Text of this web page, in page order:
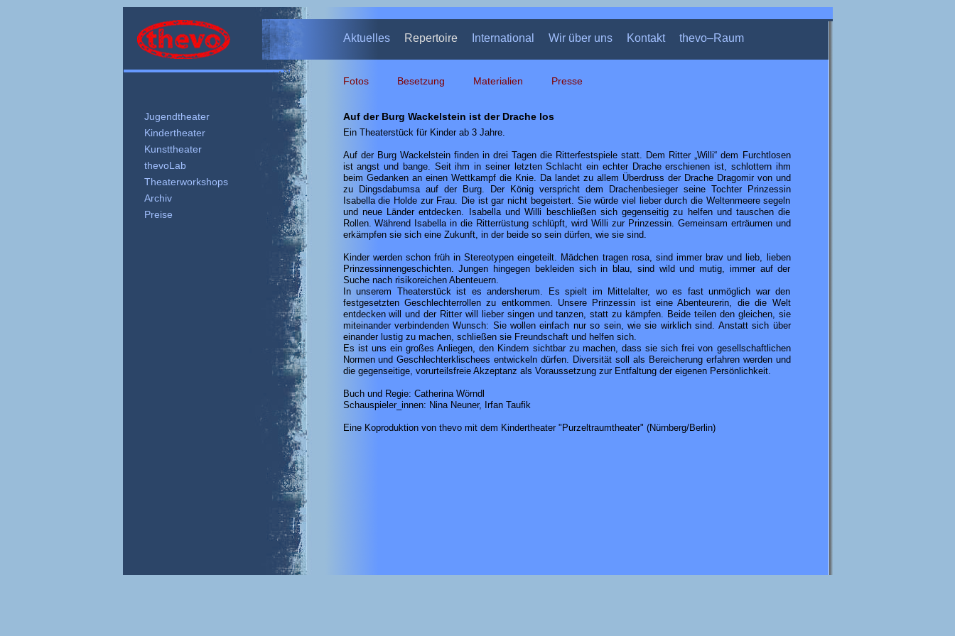
Aktuelles Repertoire International Wir über uns Kontakt thevo–Raum
Jugendtheater
Kindertheater
Kunsttheater
thevoLab
Theaterworkshops
Archiv
Preise
Fotos Besetzung Materialien Presse
Auf der Burg Wackelstein ist der Drache los
Ein Theaterstück für Kinder ab 3 Jahre.
Auf der Burg Wackelstein finden in drei Tagen die Ritterfestspiele statt. Dem Ritter „Willi“ dem Furchtlosen
ist angst und bange. Seit ihm in seiner letzten Schlacht ein echter Drache erschienen ist, schlottern ihm
beim Gedanken an einen Wettkampf die Knie. Da landet zu allem Überdruss der Drache Dragomir von und
zu Dingsdabumsa auf der Burg. Der König verspricht dem Drachenbesieger seine Tochter Prinzessin
Isabella die Holde zur Frau. Die ist gar nicht begeistert. Sie würde viel lieber durch die Weltenmeere segeln
und neue Länder entdecken. Isabella und Willi beschließen sich gegenseitig zu helfen und tauschen die
Rollen. Während Isabella in die Ritterrüstung schlüpft, wird Willi zur Prinzessin. Gemeinsam erträumen und
erkämpfen sie sich eine Zukunft, in der beide so sein dürfen, wie sie sind.
Kinder werden schon früh in Stereotypen eingeteilt. Mädchen tragen rosa, sind immer brav und lieb, lieben
Prinzessinnengeschichten. Jungen hingegen bekleiden sich in blau, sind wild und mutig, immer auf der
Suche nach risikoreichen Abenteuern.
In unserem Theaterstück ist es andersherum. Es spielt im Mittelalter, wo es fast unmöglich war den
festgesetzten Geschlechterrollen zu entkommen. Unsere Prinzessin ist eine Abenteurerin, die die Welt
entdecken will und der Ritter will lieber singen und tanzen, statt zu kämpfen. Beide teilen den gleichen, sie
miteinander verbindenden Wunsch: Sie wollen einfach nur so sein, wie sie wirklich sind. Anstatt sich über
einander lustig zu machen, schließen sie Freundschaft und helfen sich.
Es ist uns ein großes Anliegen, den Kindern sichtbar zu machen, dass sie sich frei von gesellschaftlichen
Normen und Geschlechterklischees entwickeln dürfen. Diversität soll als Bereicherung erfahren werden und
die gegenseitige, vorurteilsfreie Akzeptanz als Voraussetzung zur Entfaltung der eigenen Persönlichkeit.
Buch und Regie: Catherina Wörndl
Schauspieler_innen: Nina Neuner, Irfan Taufik
Eine Koproduktion von thevo mit dem Kindertheater "Purzeltraumtheater" (Nürnberg/Berlin)